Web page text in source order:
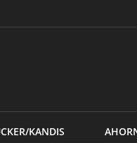
KANDIS